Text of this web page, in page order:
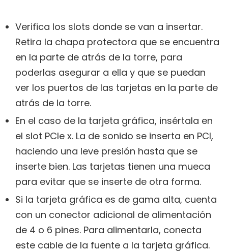
Verifica los slots donde se van a insertar.
Retira la chapa protectora que se encuentra
en la parte de atrás de la torre, para
poderlas asegurar a ella y que se puedan
ver los puertos de las tarjetas en la parte de
atrás de la torre.
En el caso de la tarjeta gráfica, insértala en
el slot PCIe x. La de sonido se inserta en PCI,
haciendo una leve presión hasta que se
inserte bien. Las tarjetas tienen una mueca
para evitar que se inserte de otra forma.
Si la tarjeta gráfica es de gama alta, cuenta
con un conector adicional de alimentación
de 4 o 6 pines. Para alimentarla, conecta
este cable de la fuente a la tarjeta gráfica.